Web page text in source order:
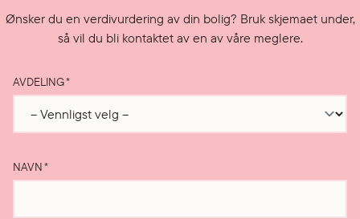
Ønsker du en verdivurdering av din bolig? Bruk skjemaet under,
så vil du bli kontaktet av en av våre meglere.
AVDELING*
NAVN*